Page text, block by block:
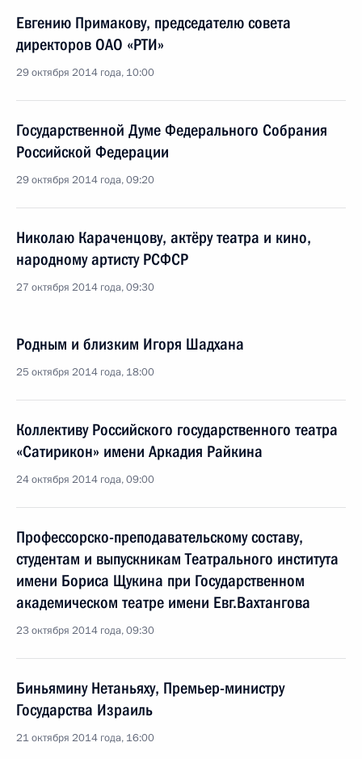
Евгению Примакову, председателю совета
директоров ОАО «РТИ»
29 октября 2014 года, 10:00
Государственной Думе Федерального Собрания
Российской Федерации
29 октября 2014 года, 09:20
Николаю Караченцову, актёру театра и кино,
народному артисту РСФСР
27 октября 2014 года, 09:30
Родным и близким Игоря Шадхана
25 октября 2014 года, 18:00
Коллективу Российского государственного театра
«Сатирикон» имени Аркадия Райкина
24 октября 2014 года, 09:00
Профессорско-преподавательскому составу,
студентам и выпускникам Театрального института
имени Бориса Щукина при Государственном
академическом театре имени Евг.Вахтангова
23 октября 2014 года, 09:30
Биньямину Нетаньяху, Премьер-министру
Государства Израиль
21 октября 2014 года, 16:00